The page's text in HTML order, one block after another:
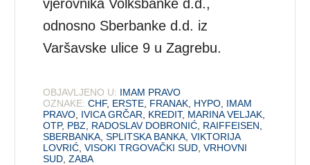
vjerovnika Volksbanke d.d.,
odnosno Sberbanke d.d. iz
Varšavske ulice 9 u Zagrebu.
OBJAVLJENO U: IMAM PRAVO
OZNAKE: CHF, ERSTE FRANAK HYPO IMAM
PRAVO IVICA GRČAR KREDIT, MARINA VELJAK
OTP, PBZ RADOSLAV DOBRONIĆ RAIFFEISEN
SBERBANKA ,SPLITSKA BANKA ,VIKTORIJA
LOVRIĆ ,VISOKI TRGOVAČKI SUD ,VRHOVNI
SUD ,ZABA